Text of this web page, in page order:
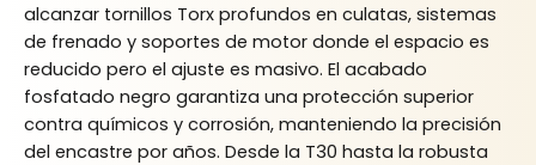
alcanzar tornillos Torx profundos en culatas, sistemas
de frenado y soportes de motor donde el espacio es
reducido pero el ajuste es masivo. El acabado
fosfatado negro garantiza una protección superior
contra químicos y corrosión, manteniendo la precisión
del encastre por años. Desde la T30 hasta la robusta